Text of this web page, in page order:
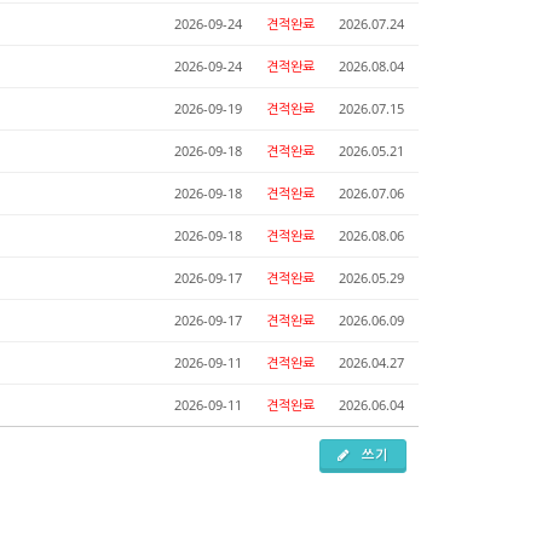
2026-09-24 견적완료 2026.07.24
2026-09-24 견적완료 2026.08.04
2026-09-19 견적완료 2026.07.15
2026-09-18 견적완료 2026.05.21
2026-09-18 견적완료 2026.07.06
2026-09-18 견적완료 2026.08.06
2026-09-17 견적완료 2026.05.29
2026-09-17 견적완료 2026.06.09
2026-09-11 견적완료 2026.04.27
2026-09-11 견적완료 2026.06.04
쓰기